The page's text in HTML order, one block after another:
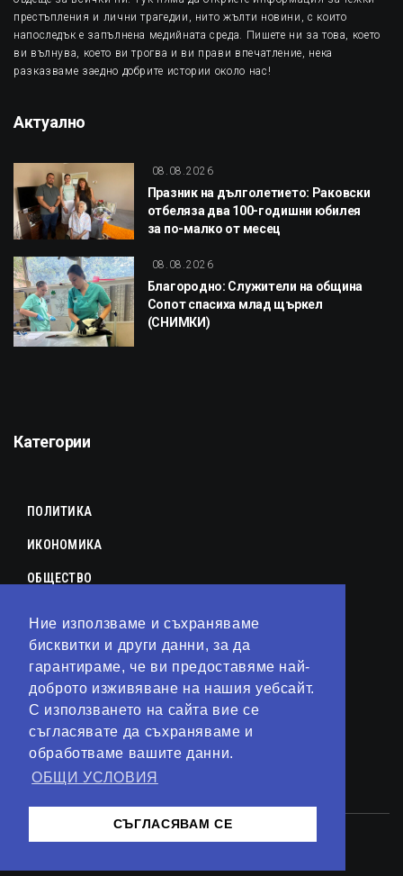
Ние използваме и съхраняваме
бисквитки и други данни, за да
гарантираме, че ви предоставяме най-
доброто изживяване на нашия уебсайт.
С използването на сайта вие се
съгласявате да съхраняваме и
обработваме вашите данни.
ОБЩИ УСЛОВИЯ
СЪГЛАСЯВАМ СЕ
престъпления и лични трагедии, нито жълти новини, с които
напоследък е запълнена медийната среда. Пишете ни за това, което
ви вълнува, което ви трогва и ви прави впечатление, нека
разказваме заедно добрите истории около нас!
Актуално
08.08.2026
Празник на дълголетието: Раковски
отбеляза два 100-годишни юбилея
за по-малко от месец
08.08.2026
Благородно: Служители на община
Сопот спасиха млад щъркел
(СНИМКИ)
Категории
ПОЛИТИКА
ИКОНОМИКА
ОБЩЕСТВО
КУЛТУРА
ЛАЙФСТАЙЛ
ТЕХНОЛОГИИ
АНАЛИЗИ
СВЯТ
© 2023 – Сайт отKirov Invest Group